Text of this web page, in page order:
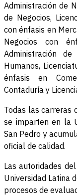
Administración de
de Negocios,
con énfasis en
Negocios con
Administración
Humanos,
énfasis en
Contaduría y
Todas las carreras
se imparten en la
San Pedro y
oficial de calidad.
Las autoridades
Universidad Latina
procesos de